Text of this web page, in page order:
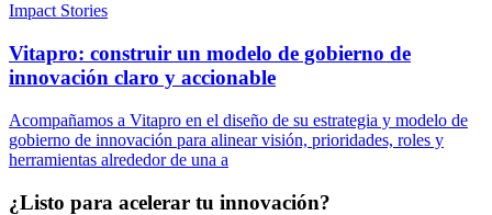
Impact Stories
Vitapro: construir un modelo de gobierno de
innovación claro y accionable
Acompañamos a Vitapro en el diseño de su estrategia y modelo de
gobierno de innovación para alinear visión, prioridades, roles y
herramientas alrededor de una a
¿Listo para acelerar tu innovación?